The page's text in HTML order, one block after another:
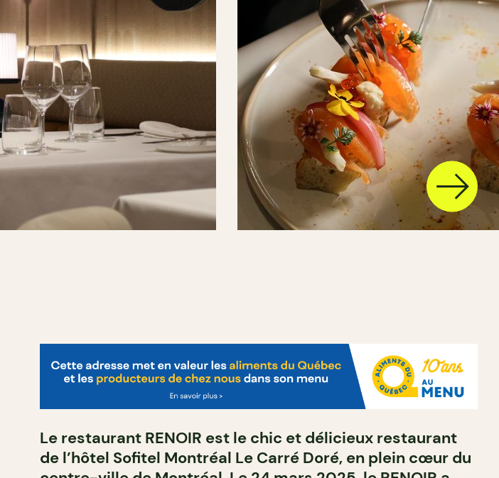
Le restaurant RENOIR est le chic et délicieux restaurant
de l’hôtel Sofitel Montréal Le Carré Doré, en plein cœur du